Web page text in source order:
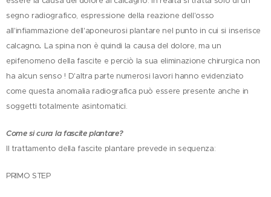
segno radiografico, espressione della reazione dell'osso
all'infiammazione dell'aponeurosi plantare nel punto in cui si inserisce
calcagno. La spina non è quindi la causa del dolore, ma un
epifenomeno della fascite e perciò la sua eliminazione chirurgica non
ha alcun senso ! D'altra parte numerosi lavori hanno evidenziato
come questa anomalia radiografica può essere presente anche in
soggetti totalmente asintomatici.
Come si cura la fascite plantare?
Il trattamento della fascite plantare prevede in sequenza:
PRIMO STEP